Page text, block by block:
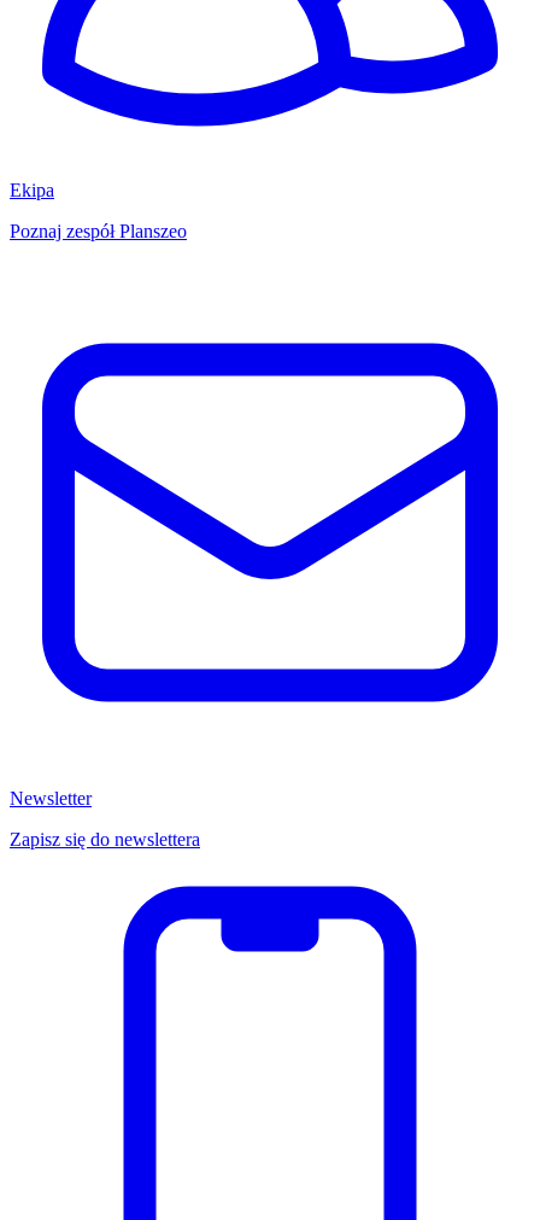
Ekipa
Poznaj zespół Planszeo
Newsletter
Zapisz się do newslettera